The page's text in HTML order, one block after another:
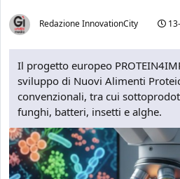
Redazione InnovationCity
Il progetto europeo
sviluppo di Nuovi Alimenti
convenzionali, tra cui
funghi, batteri, insetti e alghe.